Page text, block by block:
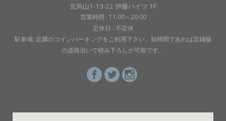
北烏山1-13-22 伊藤ハイツ 1F
営業時間 : 11:00～20:00
定休日 : 不定休
駐車場: 近隣のコインパーキングをご利用下さい。短時間であれば店鋪脇
の道路沿いで積み下ろしが可能です。